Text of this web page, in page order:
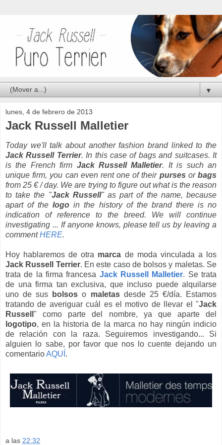
▼
lunes, 4 de febrero de 2013
Jack Russell Malletier
Today we'll talk about another fashion brand linked to the
Jack Russell Terrier. In this case of bags and suitcases. It
is the French firm Jack Russell Malletier. It is such an
unique firm, you can even rent one of their purses orbags
from 25 € / day. We are trying to figure out what is the reason
to take the "Jack Russell" as part of the name, because
apart of the logo in the history of the brand there is no
indication of reference to the breed. We will continue
investigating ... If anyone knows, please tell us by leaving a
commentHERE.
Hoy hablaremos de otra marca de moda vinculada a los
Jack Russell Terrier. En este caso de bolsos y maletas. Se
trata de la firma francesa Jack Russell Malletier. Se trata
de una firma tan exclusiva, que incluso puede alquilarse
uno de sus
bolsos o maletasdesde 25 €/día. Estamos
tratando de averiguar cuál es el motivo de llevar el "Jack
Russell " como parte del nombre, ya que aparte del
logotipo, en la historia de la marca no hay ningún indicio
de relación con la raza. Seguiremos investigando... Si
alguien lo sabe, por favor que nos lo cuente dejando un
comentarioAQUÍ .
a las 22:32